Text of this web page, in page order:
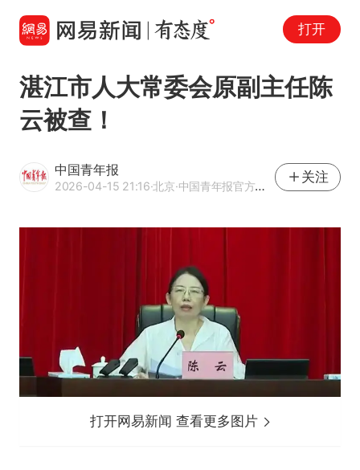
打开
湛江市人大常委会原副主任陈
云被查！
中国青年报
2026-04-15 21:16·北京·中国青年报官方网易号
关注
打开网易新闻 查看更多图片